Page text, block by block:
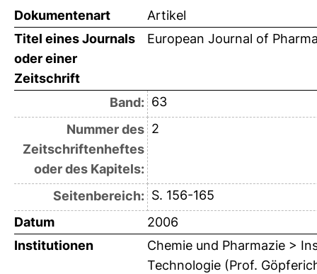
Dokumentenart
Artikel
Titel eines Journals
oder einer
Zeitschrift
European Journal of
Band: 63
Nummer des
Zeitschriftenheftes
oder des Kapitels:
2
Seitenbereich: S. 156-165
Datum
2006
Institutionen
Chemie und Pharmazie >
Technologie (Prof.